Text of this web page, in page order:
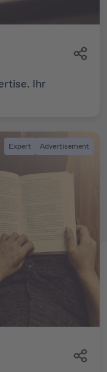
Ihr
Expert Advertisement